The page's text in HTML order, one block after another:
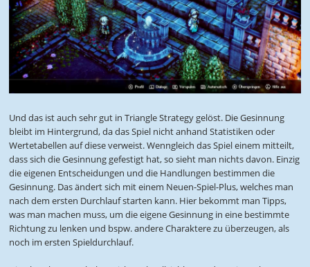
Und das ist auch sehr gut in Triangle Strategy gelöst. Die Gesinnung
bleibt im Hintergrund, da das Spiel nicht anhand Statistiken oder
Wertetabellen auf diese verweist. Wenngleich das Spiel einem mitteilt,
dass sich die Gesinnung gefestigt hat, so sieht man nichts davon. Einzig
die eigenen Entscheidungen und die Handlungen bestimmen die
Gesinnung. Das ändert sich mit einem Neuen-Spiel-Plus, welches man
nach dem ersten Durchlauf starten kann. Hier bekommt man Tipps,
was man machen muss, um die eigene Gesinnung in eine bestimmte
Richtung zu lenken und bspw. andere Charaktere zu überzeugen, als
noch im ersten Spieldurchlauf.